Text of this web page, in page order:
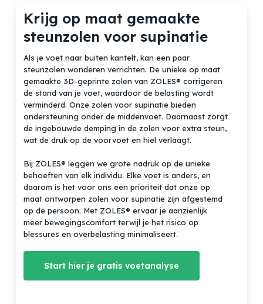
Geen producten in de winkelwagen.
Go to shop
Krijg op maat gemaakte
steunzolen voor supinatie
Als je voet naar buiten kantelt, kan een paar
steunzolen wonderen verrichten. De unieke op maat
gemaakte 3D-geprinte zolen van ZOLES® corrigeren
de stand van je voet, waardoor de belasting wordt
verminderd. Onze zolen voor supinatie bieden
ondersteuning onder de middenvoet. Daarnaast zorgt
de ingebouwde demping in de zolen voor extra steun,
wat de druk op de voorvoet en hiel verlaagt.
Bij ZOLES® leggen we grote nadruk op de unieke
behoeften van elk individu. Elke voet is anders, en
daarom is het voor ons een prioriteit dat onze op
maat ontworpen zolen voor supinatie zijn afgestemd
op de persoon. Met ZOLES® ervaar je aanzienlijk
meer bewegingscomfort terwijl je het risico op
blessures en overbelasting minimaliseert.
Start hier je gratis voetanalyse